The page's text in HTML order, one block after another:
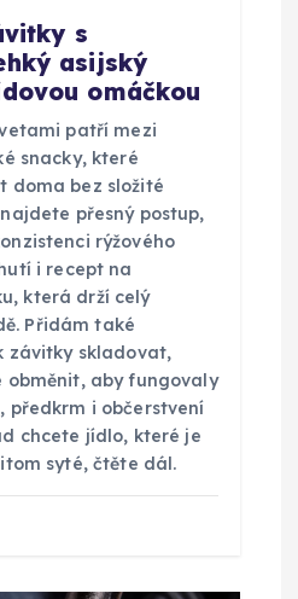
s
asijský
omáčkou
patří mezi
snacky, které
doma bez složité
přesný postup,
rýžového
i recept na
která drží celý
Přidám také
závitky skladovat,
obměnit, aby fungovaly
předkrm i občerstvení
chcete jídlo, které je
syté, čtěte dál.